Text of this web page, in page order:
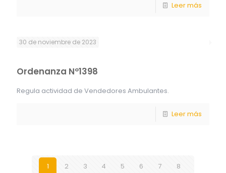
Leer más
30 de noviembre de 2023
Ordenanza Nº1398
Regula actividad de Vendedores Ambulantes.
Leer más
1 2 3 4 5 6 7
8